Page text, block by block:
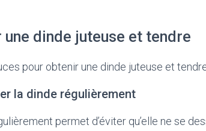
dinde juteuse et tendre
pour obtenir une dinde juteuse et
la dinde régulièrement
permet d’éviter qu’elle ne se